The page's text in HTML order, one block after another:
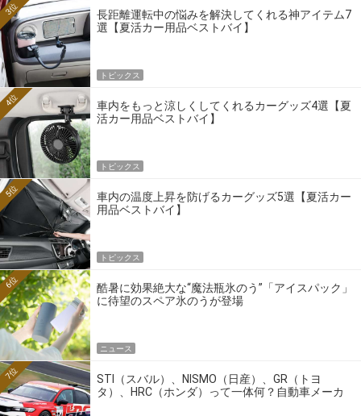
長距離運転中の悩みを解決してくれる神アイテム7
選【夏活カー用品ベストバイ】
3位
トピックス
車内をもっと涼しくしてくれるカーグッズ4選【夏
活カー用品ベストバイ】
4位
トピックス
車内の温度上昇を防げるカーグッズ5選【夏活カー
用品ベストバイ】
5位
トピックス
酷暑に効果絶大な“魔法瓶氷のう”「アイスパック」
に待望のスペア氷のうが登場
6位
ニュース
STI（スバル）、NISMO（日産）、GR（トヨ
タ）、HRC（ホンダ）って一体何？自動車メーカ
7位